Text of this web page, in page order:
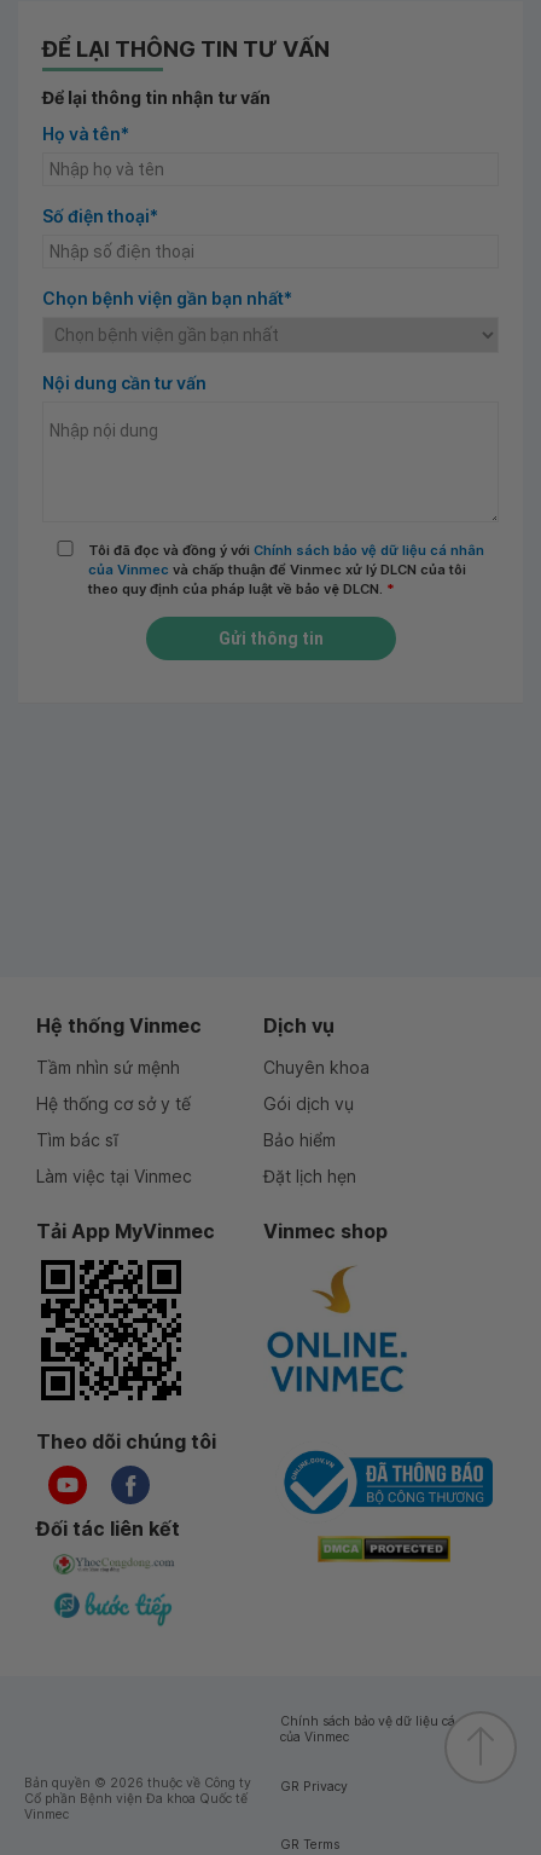
ĐỂ LẠI THÔNG TIN TƯ VẤN
Để lại thông tin nhận tư vấn
Họ và tên*
Số điện thoại*
Chọn bệnh viện gần bạn nhất*
Nội dung cần tư vấn
Tôi đã đọc và đồng ý với Chính sách bảo vệ dữ liệu cá nhân
của Vinmec và chấp thuận để Vinmec xử lý DLCN của tôi
theo quy định của pháp luật về bảo vệ DLCN. *
Gửi thông tin
Hệ thống Vinmec
Tầm nhìn sứ mệnh
Hệ thống cơ sở y tế
Tìm bác sĩ
Làm việc tại Vinmec
Dịch vụ
Chuyên khoa
Gói dịch vụ
Bảo hiểm
Đặt lịch hẹn
Tải App MyVinmec Vinmec shop
Theo dõi chúng tôi
Đối tác liên kết
Bản quyền © 2026 thuộc về Công ty
Cổ phần Bệnh viện Đa khoa Quốc tế
Vinmec
Chính sách bảo vệ dữ liệu cá nhân
của Vinmec
GR Privacy
GR Terms